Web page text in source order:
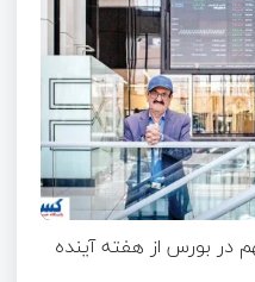
در بورس از هفته آینده